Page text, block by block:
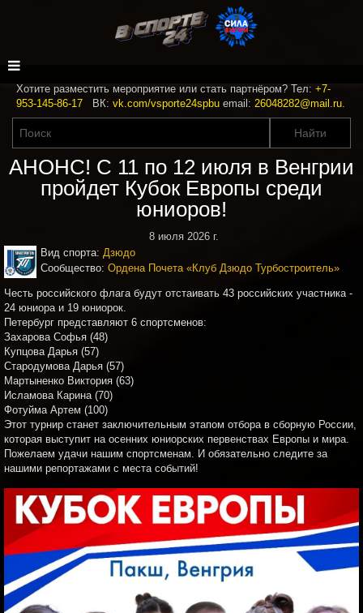
Хотите разместить мероприятие или стать партнёром? Тел: +7-
953-145-86-17 ВК: vk.com/vsporte24spbu email: 26048282@mail.ru.
АНОНС! С 11 по 12 июля в Венгрии
пройдет Кубок Европы среди
юниоров!
8 июля 2026 г.
Вид спорта: Дзюдо
Сообщество: Ордена Почета «Клуб Дзюдо Турбостроитель»
Честь российского флага будут отстаивать 43 российских участника -
24 юниора и 19 юниорок.
Петербург представляют 6 спортсменов:
Захарова Софья (48)
Купцова Дарья (57)
Стародумова Дарья (57)
Мартыненко Виктория (63)
Исламова Карина (70)
Фотуйма Артем (100)
Этот турнир станет заключительным этапом отбора в сборную России,
которая выступит на осенних юниорских первенствах Европы и мира.
Пожелаем удачи нашим спортсменам. И обязательно следите за
нашими репортажами с места событий!